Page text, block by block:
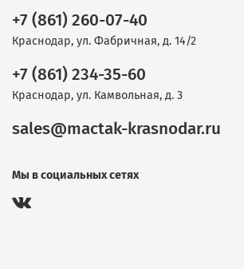
+7 (861) 260-07-40
Краснодар, ул. Фабричная, д. 14/2
+7 (861) 234-35-60
Краснодар, ул. Камвольная, д. 3
sales@mactak-krasnodar.ru
Мы в социальных сетях